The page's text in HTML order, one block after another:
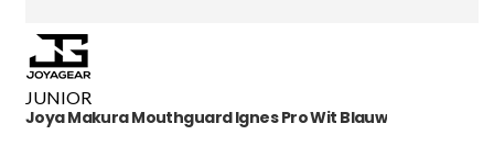
JUNIOR
Joya Makura Mouthguard Ignes Pro Wit Blauw